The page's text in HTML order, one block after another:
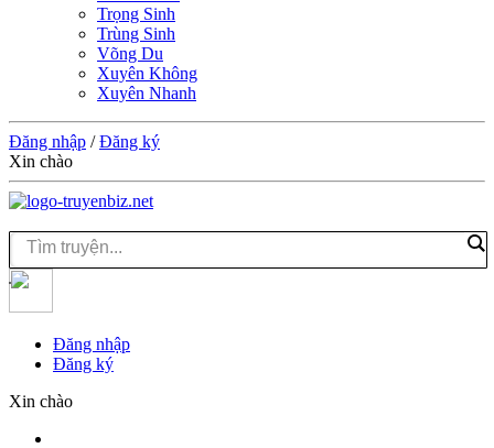
Trọng Sinh
Trùng Sinh
Võng Du
Xuyên Không
Xuyên Nhanh
Đăng nhập /Đăng ký
Xin chào
Đăng nhập
Đăng ký
Xin chào